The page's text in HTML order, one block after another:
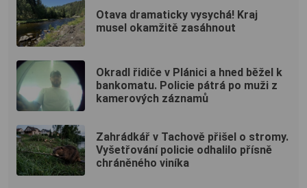
Otava dramaticky vysychá! Kraj
musel okamžitě zasáhnout
Okradl řidiče v Plánici a hned běžel k
bankomatu. Policie pátrá po muži z
kamerových záznamů
Zahrádkář v Tachově přišel o stromy.
Vyšetřování policie odhalilo přísně
chráněného viníka